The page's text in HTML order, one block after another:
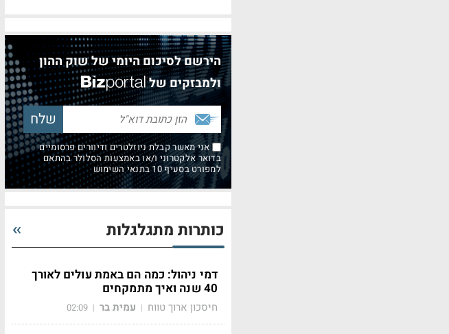
הירשם לסיכום היומי של שוק ההון
ולמבזקים של
אני מאשר קבלת ניוזלטרים ודיוורים פרסומיים
בדואר אלקטרוני ו/או באמצעות הסלולר בהתאם
למפורט בסעיף 10 בתנאי השימוש
כותרות מתגלגלות
דמי ניהול: כמה הם באמת עולים לאורך
40 שנה ואיך מתמקחים
חיסכון ארוך טווח | עמית בר |
02:09